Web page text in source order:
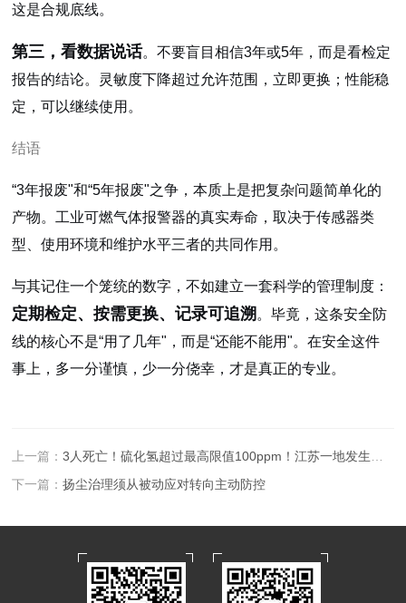
这是合规底线。
第三，看数据说话。不要盲目相信3年或5年，而是看检定
报告的结论。灵敏度下降超过允许范围，立即更换；性能稳
定，可以继续使用。
结语
“3年报废"和“5年报废"之争，本质上是把复杂问题简单化的
产物。工业可燃气体报警器的真实寿命，取决于传感器类
型、使用环境和维护水平三者的共同作用。
与其记住一个笼统的数字，不如建立一套科学的管理制度：
定期检定、按需更换、记录可追溯 。毕竟，这条安全防
线的核心不是“用了几年"，而是“还能不能用"。在安全这件
事上，多一分谨慎，少一分侥幸，才是真正的专业。
上一篇：3人死亡！硫化氢超过最高限值100ppm！江苏一地发生中毒事故
下一篇：扬尘治理须从被动应对转向主动防控